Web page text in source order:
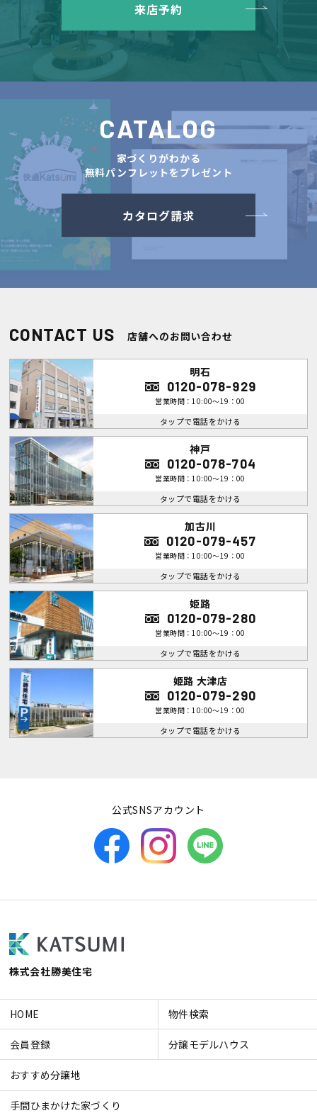
来店予約
CATALOG
家づくりがわかる
無料パンフレットをプレゼント
カタログ請求
CONTACT US 店舗へのお問い合わせ
明石
0120-078-929
営業時間：10:00～19：00
タップで電話をかける
神戸
0120-078-704
営業時間：10:00～19：00
タップで電話をかける
加古川
0120-079-457
営業時間：10:00～19：00
タップで電話をかける
姫路
0120-079-280
営業時間：10:00～19：00
タップで電話をかける
姫路 大津店
0120-079-290
営業時間：10:00～19：00
タップで電話をかける
公式SNSアカウント
株式会社勝美住宅
HOME 物件検索
会員登録 分譲モデルハウス
おすすめ分譲地
手間ひまかけた家づくり